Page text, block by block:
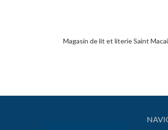
Magasin de lit et literie Saint